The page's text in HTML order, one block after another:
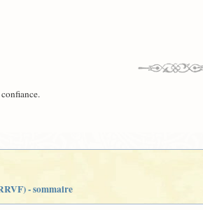
- sommaire